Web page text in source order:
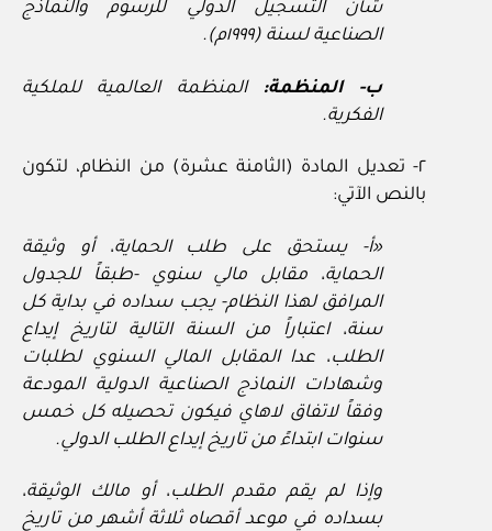
شأن التسجيل الدولي للرسوم والنماذج
الصناعية لسنة (١٩٩٩م).
ب- المنظمة:
المنظمة العالمية للملكية
الفكرية.
٢- تعديل المادة (الثامنة عشرة) من النظام، لتكون
بالنص الآتي:
«أ- يستحق على طلب الحماية، أو وثيقة
الحماية، مقابل مالي سنوي -طبقاً للجدول
المرافق لهذا النظام- يجب سداده في بداية كل
سنة، اعتباراً من السنة التالية لتاريخ إيداع
الطلب، عدا المقابل المالي السنوي لطلبات
وشهادات النماذج الصناعية الدولية المودعة
وفقاً لاتفاق لاهاي فيكون تحصيله كل خمس
سنوات ابتداءً من تاريخ إيداع الطلب الدولي.
وإذا لم يقم مقدم الطلب، أو مالك الوثيقة،
بسداده في موعد أقصاه ثلاثة أشهر من تاريخ